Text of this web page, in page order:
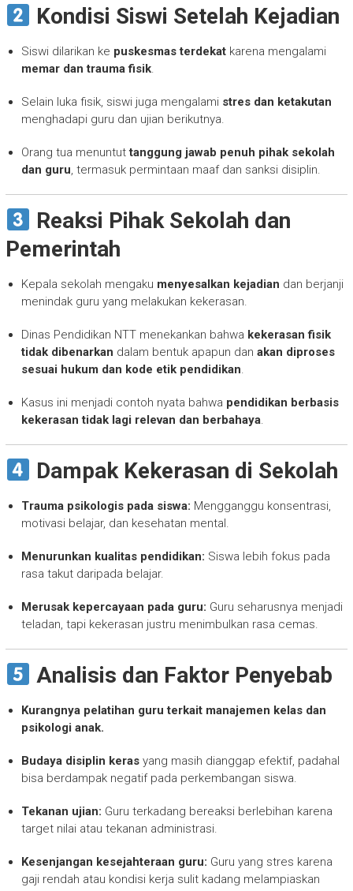
Kondisi Siswi Setelah Kejadian
Siswi dilarikan ke puskesmas terdekatkarena mengalami
memar dan trauma fisik.
Selain luka fisik, siswi juga mengalami stres dan ketakutan
menghadapi guru dan ujian berikutnya.
Orang tua menuntuttanggung jawab penuh pihak sekolah
dan guru, termasuk permintaan maaf dan sanksi disiplin.
Reaksi Pihak Sekolah dan
Pemerintah
Kepala sekolah mengaku menyesalkan kejadian dan berjanji
menindak guru yang melakukan kekerasan.
Dinas Pendidikan NTT menekankan bahwa kekerasan fisik
tidak dibenarkan dalam bentuk apapun dan akan diproses
sesuai hukum dan kode etik pendidikan.
Kasus ini menjadi contoh nyata bahwa pendidikan berbasis
kekerasan tidak lagi relevan dan berbahaya.
Dampak Kekerasan di Sekolah
Trauma psikologis pada siswa: Mengganggu konsentrasi,
motivasi belajar, dan kesehatan mental.
Menurunkan kualitas pendidikan: Siswa lebih fokus pada
rasa takut daripada belajar.
Merusak kepercayaan pada guru: Guru seharusnya menjadi
teladan, tapi kekerasan justru menimbulkan rasa cemas.
Analisis dan Faktor Penyebab
Kurangnya pelatihan guru terkait manajemen kelas dan
psikologi anak.
Budaya disiplin kerasyang masih dianggap efektif, padahal
bisa berdampak negatif pada perkembangan siswa.
Tekanan ujian: Guru terkadang bereaksi berlebihan karena
target nilai atau tekanan administrasi.
Kesenjangan kesejahteraan guru: Guru yang stres karena
gaji rendah atau kondisi kerja sulit kadang melampiaskan